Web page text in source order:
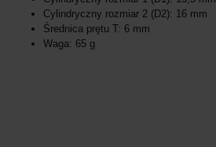
Cylindryczny rozmiar 2 (D2): 16 mm
Średnica prętu T: 6 mm
Waga: 65 g